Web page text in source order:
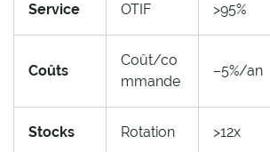
Service OTIF >95%
Coûts
Coût/co
mmande
–5%/an
Stocks Rotation >12x